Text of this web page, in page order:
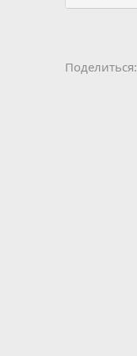
Поделиться: